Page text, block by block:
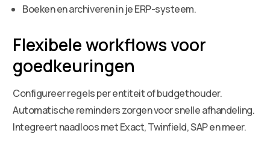
Boeken en archiveren in je ERP-systeem.
Flexibele workflows voor
goedkeuringen
Configureer regels per entiteit of budgethouder.
Automatische reminders zorgen voor snelle afhandeling.
Integreert naadloos met Exact, Twinfield, SAP en meer.